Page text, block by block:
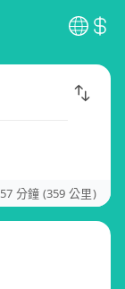
分鐘 (359 公里)